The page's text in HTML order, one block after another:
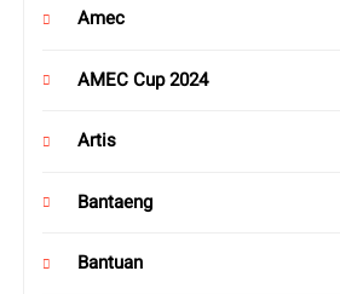
Amec
AMEC Cup 2024
Artis
Bantaeng
Bantuan